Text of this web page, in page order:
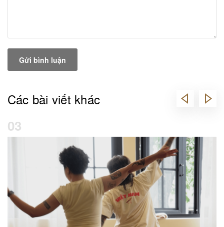
Gửi bình luận
Các bài viết khác
03